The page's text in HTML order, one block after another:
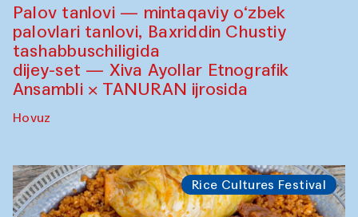
Palov tanlovi — mintaqaviy o‘zbek
palovlari tanlovi, Baxriddin Chustiy
tashabbuschiligida
dijey-set — Xiva Ayollar Etnografik
Ansambli × TANURAN ijrosida
Hovuz
Rice Cultures Festival